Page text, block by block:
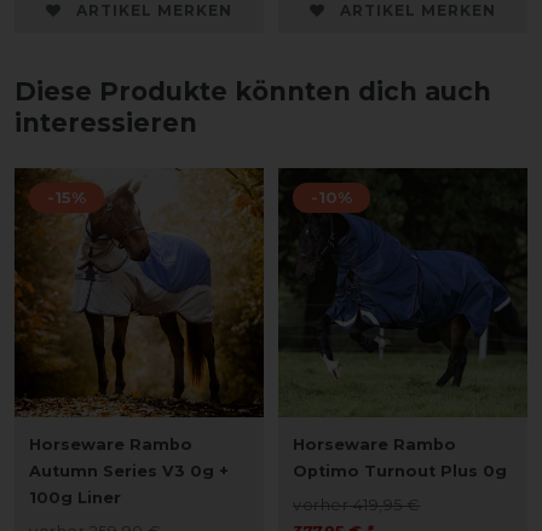
ARTIKEL MERKEN ARTIKEL MERKEN
Diese Produkte könnten dich auch
interessieren
-15%
Horseware Rambo
Autumn Series V3 0g +
100g Liner
-10%
Horseware Rambo
Optimo Turnout Plus 0g
vorher 419,95 €